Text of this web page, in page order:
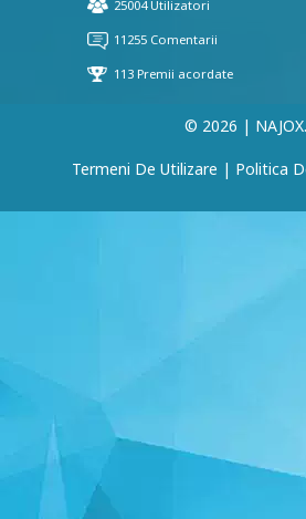
© 2026 |
Termeni De Utilizare | Politica